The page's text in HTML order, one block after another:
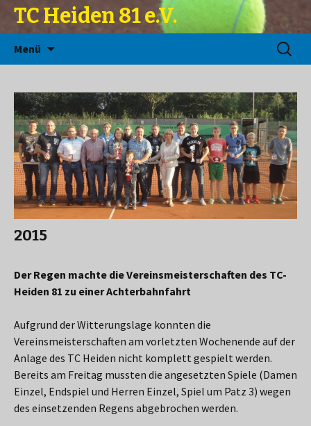
TC Heiden 81 e.V.
Menü
Suchen
nach:
2015
Der Regen machte die Vereinsmeisterschaften des TC-
Heiden 81 zu einer Achterbahnfahrt
Aufgrund der Witterungslage konnten die
Vereinsmeisterschaften am vorletzten Wochenende auf der
Anlage des TC Heiden nicht komplett gespielt werden.
Bereits am Freitag mussten die angesetzten Spiele (Damen
Einzel, Endspiel und Herren Einzel, Spiel um Patz 3) wegen
des einsetzenden Regens abgebrochen werden.